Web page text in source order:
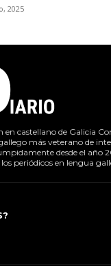
2025
en castellano de Galicia
más veterano de
desde el año
periódicos en lengua